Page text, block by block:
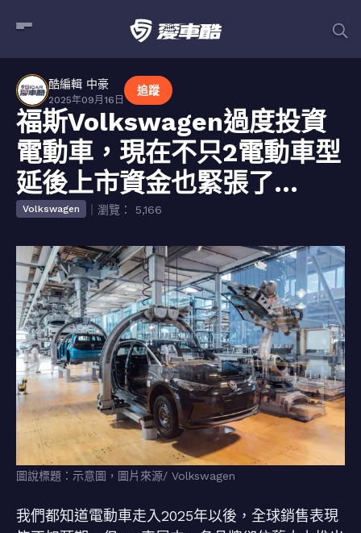
酷編輯 中豪
2025年09月16日
追蹤
福斯Volkswagen過度投資
電動車，現在不只2電動車型
延後上市資金也緊張了…
Volkswagen ｜瀏覽： 5,166
圖說標題：示意圖，圖片來源/ Volkswagen
我們都知道電動車走入2025年以後，全球銷售表現